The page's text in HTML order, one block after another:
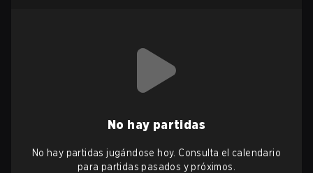
No hay partidas
No hay partidas jugándose hoy. Consulta el calendario
para partidas pasados y próximos.